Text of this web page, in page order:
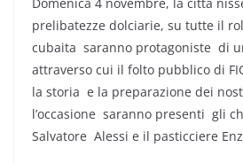
prelibatezze dolciarie, su tutte il
cubaita saranno protagoniste di
attraverso cui il folto pubblico di
la storia e la preparazione dei
l’occasione saranno presenti gli
Salvatore Alessi e il pasticciere